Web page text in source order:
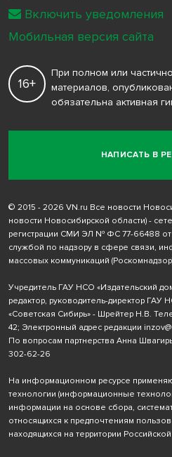
НАПИСАТЬ В
16+
При полном или
материалов,
обязательна активная
© 2015 - 2026 VN.ru Все новости
новости Новосибирской области) -
регистрации СМИ ЭЛ № ФС 77-66488 от
службой по надзору в сфере связи,
массовых коммуникаций
Учредитель ГАУ НСО «Издательский
редактор, руководитель-директор ГАУ
«Советская Сибирь» - Шрейтер Н.В.
42; Электронный адрес редакции
По вопросам партнерства Анна
302-62-26
На информационном ресурсе
технологии (информационные
информации на основе сбора,
относящихся к предпочтениям
находящихся на территории
Включить уведомления
Мобильная версия сайта